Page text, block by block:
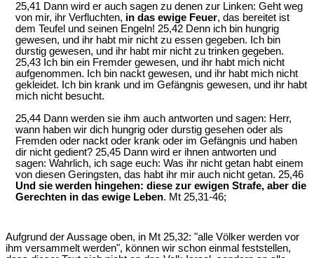
25,41 Dann wird er auch sagen zu denen zur Linken: Geht weg
von mir, ihr Verfluchten, in das ewige Feuer, das bereitet ist
dem Teufel und seinen Engeln! 25,42 Denn ich bin hungrig
gewesen, und ihr habt mir nicht zu essen gegeben. Ich bin
durstig gewesen, und ihr habt mir nicht zu trinken gegeben.
25,43 Ich bin ein Fremder gewesen, und ihr habt mich nicht
aufgenommen. Ich bin nackt gewesen, und ihr habt mich nicht
gekleidet. Ich bin krank und im Gefängnis gewesen, und ihr habt
mich nicht besucht.
25,44 Dann werden sie ihm auch antworten und sagen: Herr,
wann haben wir dich hungrig oder durstig gesehen oder als
Fremden oder nackt oder krank oder im Gefängnis und haben
dir nicht gedient? 25,45 Dann wird er ihnen antworten und
sagen: Wahrlich, ich sage euch: Was ihr nicht getan habt einem
von diesen Geringsten, das habt ihr mir auch nicht getan. 25,46
Und sie werden hingehen: diese zur ewigen Strafe, aber die
Gerechten in das ewige Leben. Mt 25,31-46;
Aufgrund der Aussage oben, in Mt 25,32: "alle Völker werden vor
ihm versammelt werden", können wir schon einmal feststellen,